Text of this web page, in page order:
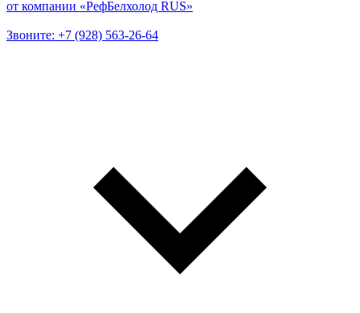
Звоните: +7 (928) 563-26-64